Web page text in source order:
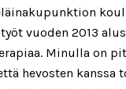
vuoden 2013
Minulla on
hevosten kanssa